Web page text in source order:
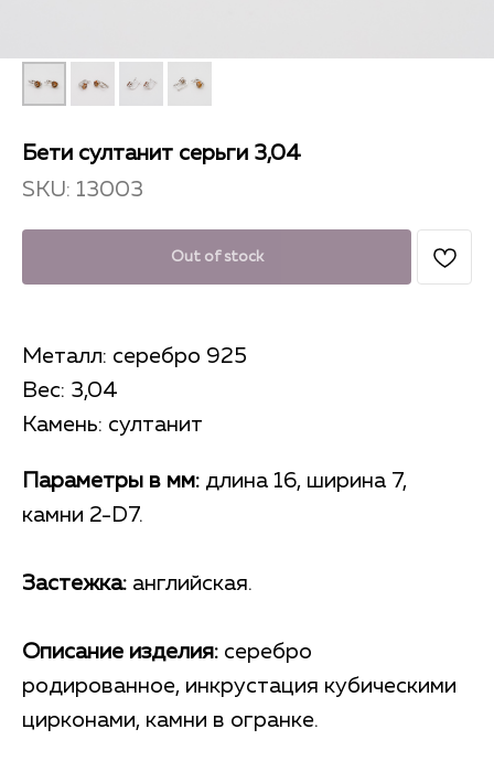
Бети султанит серьги 3,04
SKU: 13003
Out of stock
Параметры в мм: длина 16, ширина 7,
камни 2-D7.
Застежка: английская.
Описание изделия: серебро
родированное, инкрустация кубическими
цирконами, камни в огранке.
Металл: серебро 925
Вес: 3,04
Камень: султанит